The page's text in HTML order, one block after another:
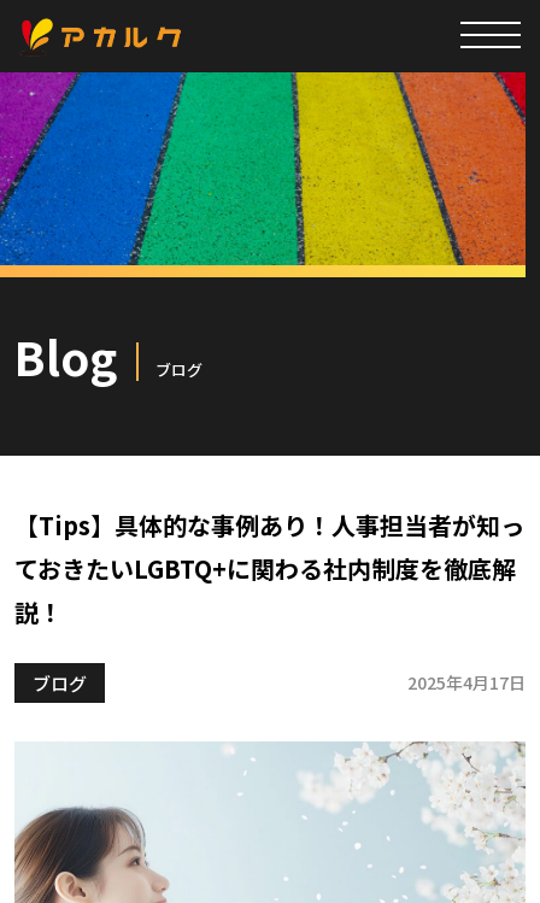
Blog ブログ
【Tips】具体的な事例あり！人事担当者が知っ
ておきたいLGBTQ+に関わる社内制度を徹底解
説！
ブログ 2025年4月17日